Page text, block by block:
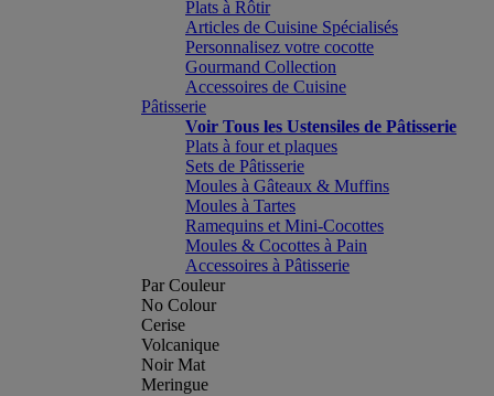
Plats à Rôtir
Articles de Cuisine Spécialisés
Personnalisez votre cocotte
Gourmand Collection
Accessoires de Cuisine
Pâtisserie
Voir Tous les Ustensiles de Pâtisserie
Plats à four et plaques
Sets de Pâtisserie
Moules à Gâteaux & Muffins
Moules à Tartes
Ramequins et Mini-Cocottes
Moules & Cocottes à Pain
Accessoires à Pâtisserie
Par Couleur
No Colour
Cerise
Volcanique
Noir Mat
Meringue